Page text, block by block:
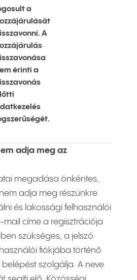
a
A
érinti a
adja meg az
megadása önkéntes,
adja meg részünkre
és lakossági felhasználói
mail címe a regisztrációja
szükséges, a jelszó
fiókjába történő
szolgálja. A neve